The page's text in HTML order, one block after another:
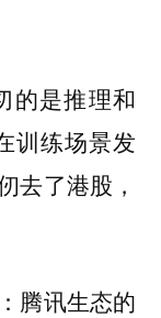
的是推理和
训练场景发
去了港股，
腾讯生态的